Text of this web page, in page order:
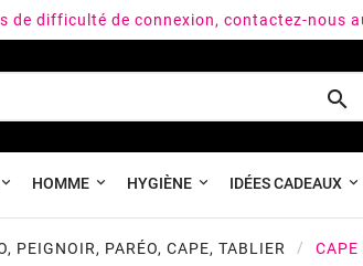
de difficulté de connexion, contactez-nous

HOMME HYGIÈNE IDÉES CADEAUX
PEIGNOIR, PARÉO, CAPE, TABLIER CAPE